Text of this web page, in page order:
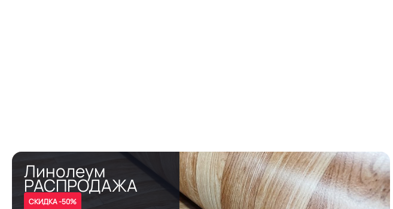
Линолеум
РАСПРОДАЖА
СКИДКА -50%